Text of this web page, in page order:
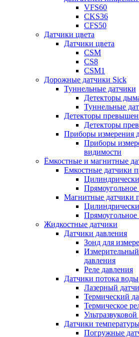
VFS60
CKS36
CFS50
Датчики цвета
Датчики цвета
CSM
CS8
CSM1
Дорожные датчики Sick
Туннельные датчики
Детекторы
Туннельные
Детекторы
Детекторы
Приборы измерения
Приборы
видимости
Ёмкостные и магнитные
Емкостные датчики
Магнитные датчики
Жидкостные датчики
Датчики давления
Зонд для
Измерительный
давления
Реле давления
Датчики потока воды
Лазерный
Термический
Термическое
Датчики
Погружные